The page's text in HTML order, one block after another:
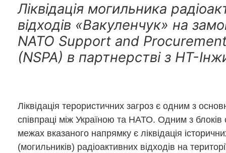
Ліквідація могильника
відходів «Вакуленчук» на
NATO Support and
(NSPA) в партнерстві з НТ-
Ліквідація терористичних загроз є одним з
співпраці між Україною та НАТО. Одним з блоків
межах вказаного напрямку є ліквідація
(могильників) радіоактивних відходів на